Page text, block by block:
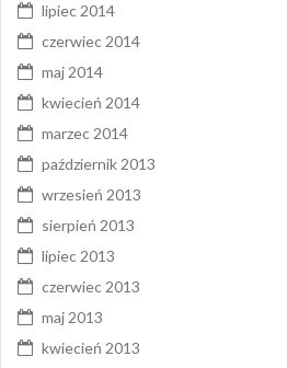
lipiec 2014
czerwiec 2014
maj 2014
kwiecień 2014
marzec 2014
październik 2013
wrzesień 2013
sierpień 2013
lipiec 2013
czerwiec 2013
maj 2013
kwiecień 2013